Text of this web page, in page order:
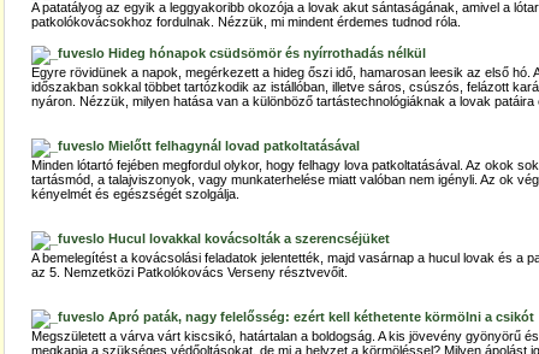
A patatályog az egyik a leggyakoribb okozója a lovak akut sántaságának, amivel a
patkolókovácsokhoz fordulnak. Nézzük, mi mindent érdemes tudnod róla.
Hideg hónapok csüdsömör és nyírrothadás nélkül
Egyre rövidünek a napok, megérkezett a hideg őszi idő, hamarosan leesik az első hó.
időszakban sokkal többet tartózkodik az istállóban, illetve sáros, csúszós, felázott
nyáron. Nézzük, milyen hatása van a különböző tartástechnológiáknak a lovak
Mielőtt felhagynál lovad patkoltatásával
Minden lótartó fejében megfordul olykor, hogy felhagy lova patkoltatásával. Az okok
tartásmód, a talajviszonyok, vagy munkaterhelése miatt valóban nem igényli. Az ok
kényelmét és egészségét szolgálja.
Hucul lovakkal kovácsolták a szerencséjüket
A bemelegítést a kovácsolási feladatok jelentették, majd vasárnap a hucul lovak és a
az 5. Nemzetközi Patkolókovács Verseny résztvevőit.
Apró paták, nagy felelősség: ezért kell kéthetente körmölni a csikót
Megszületett a várva várt kiscsikó, határtalan a boldogság. A kis jövevény gyönyörű
megkapja a szükséges védőoltásokat, de mi a helyzet a körmöléssel? Milyen ápolást